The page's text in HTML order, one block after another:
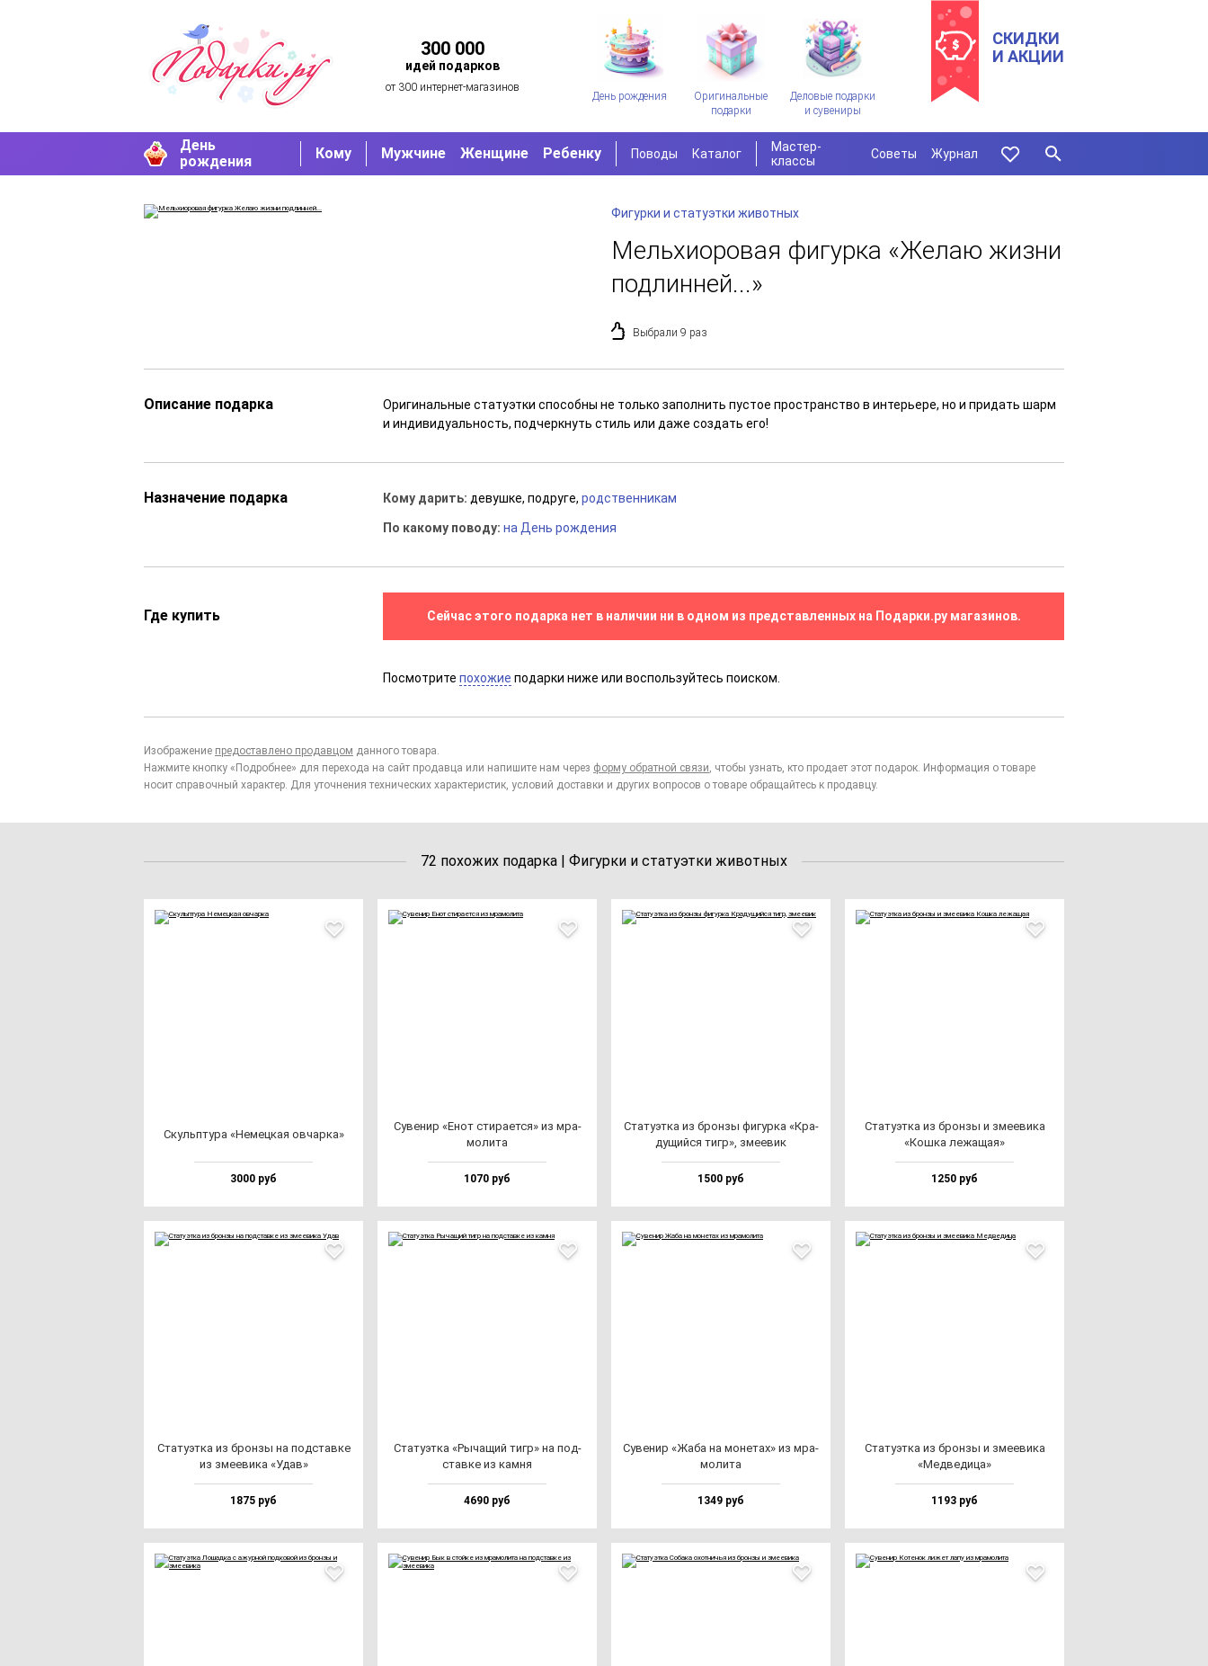
300 000
идей подарков
от 300 интернет-магазинов
День рождения
Оригинальные
подарки
Деловые подарки
и сувениры
СКИДКИ
И АКЦИИ
День
рождения
Кому Мужчине Женщине Ребенку Поводы Каталог
Мастер-
классы
Советы Журнал
Фигурки и статуэтки животных
Мельхиоровая фигурка «Желаю жизни
подлинней...»
Выбрали 9 раз
Описание подарка
Оригинальные статуэтки способны не только заполнить пустое пространство в интерьере, но и придать шарм
и индивидуальность, подчеркнуть стиль или даже создать его!
Назначение подарка Кому дарить:девушке, подруге,родственникам
По какому поводу:на День рождения
Где купить Сейчас этого подарка нет в наличии ни в одном из представленных на Подарки.ру магазинов.
Посмотритепохожие подарки ниже или воспользуйтесь поиском.
Изображение предоставлено продавцом данного товара.
Нажмите кнопку «Подробнее» для перехода на сайт продавца или напишите нам через форму обратной связи, чтобы узнать, кто продает этот подарок. Информация о товаре
носит справочный характер. Для уточнения технических характеристик, условий доставки и других вопросов о товаре обращайтесь к продавцу.
72 похожих подарка | Фигурки и статуэтки животных
Скуль­пту­ра «Немец­кая ов­чар­ка»
3000 руб
Суве­нир «Енот сти­ра­ет­ся» из мра­
мо­ли­та
1070 руб
Ста­ту­эт­ка из брон­зы фи­гур­ка «Кра­
ду­щий­ся тигр», зме­евик
1500 руб
Ста­ту­эт­ка из брон­зы и зме­еви­ка
«Кош­ка ле­жа­щая»
1250 руб
Ста­ту­эт­ка из брон­зы на под­став­ке
из зме­еви­ка «Удав»
1875 руб
Ста­ту­эт­ка «Рыча­щий тигр» на под­
став­ке из кам­ня
4690 руб
Суве­нир «Жаба на мо­не­тах» из мра­
мо­ли­та
1349 руб
Ста­ту­эт­ка из брон­зы и зме­еви­ка
«Мед­ве­ди­ца»
1193 руб